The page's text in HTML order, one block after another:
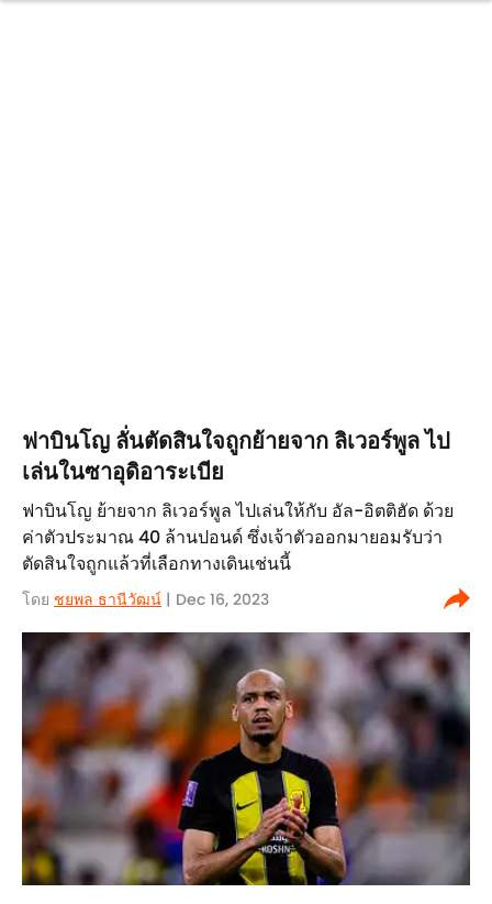
ฟาบินโญ ลั่นตัดสินใจถูกย้ายจาก ลิเวอร์พูล ไป
เล่นในซาอุดิอาระเบีย
ฟาบินโญ ย้ายจาก ลิเวอร์พูล ไปเล่นให้กับ อัล-อิตติฮัด ด้วย
ค่าตัวประมาณ 40 ล้านปอนด์ ซึ่งเจ้าตัวออกมายอมรับว่า
ตัดสินใจถูกแล้วที่เลือกทางเดินเช่นนี้
โดย ชยพล ธานีวัฒน์ | Dec 16, 2023